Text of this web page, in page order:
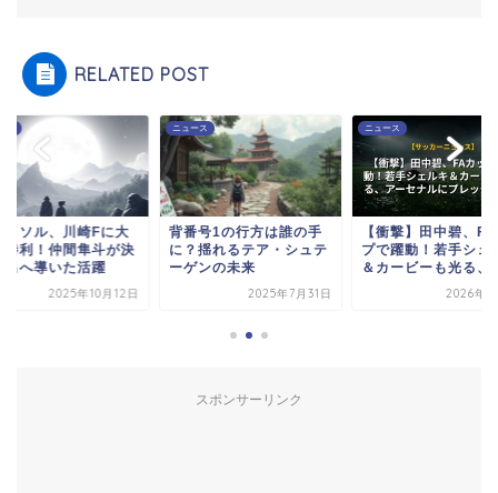
RELATED POST
イソル、川崎Fに大
勝利！仲間隼斗が決
出へ導いた活躍
2025年10月12日
ニュース
背番号1の行方は誰の手
に？揺れるテア・シュテ
ーゲンの未来
2025年7月31日
ニュース
【衝撃】田中碧、
プで躍動！若手シェ
＆カービーも光る、
2026年4
スポンサーリンク